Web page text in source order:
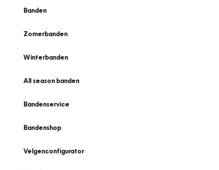
Banden
Zomerbanden
Winterbanden
All season banden
Bandenservice
Bandenshop
Velgenconfigurator